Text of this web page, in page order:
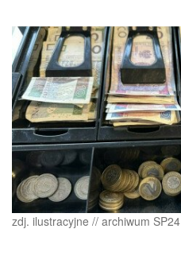
zdj. ilustracyjne // archiwum SP24